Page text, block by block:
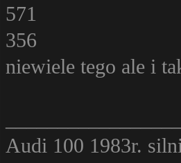
571
356
niewiele tego ale i
Audi 100 1983r.